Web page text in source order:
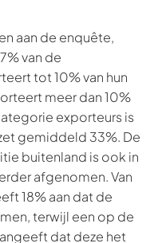
aan de enquête,
van de
tot 10% van hun
meer dan 10%
exporteurs is
gemiddeld 33%. De
buitenland is ook in
afgenomen. Van
18% aan dat de
terwijl een op de
dat deze het